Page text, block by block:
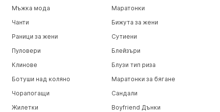
Мъжка мода
Маратонки
Чанти
Бижута за жени
Раници за жени
Сутиени
Пуловери
Блейзъри
Клинове
Блузи тип риза
Ботуши над коляно
Маратонки за бягане
Чорапогащи
Сандали
Жилетки
Boyfriend Дънки